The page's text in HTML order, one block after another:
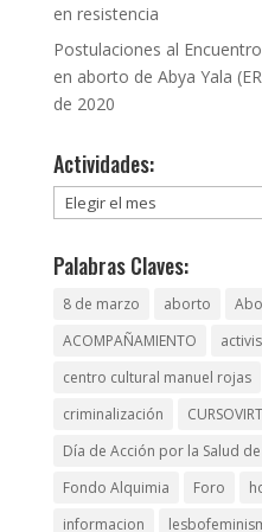
en resistencia
Postulaciones al
en aborto de Abya Yala
de 2020
Actividades:
Actividades:
Palabras Claves:
8 de marzo aborto
ACOMPAÑAMIENTO
centro cultural manuel rojas
criminalización
Día de Acción por la Salud
Fondo Alquimia
Foro
informacion